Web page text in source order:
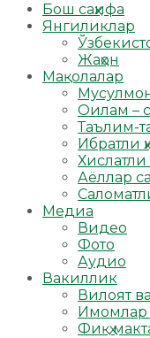
Бош саҳифа
Янгиликлар
Жаҳон
Мақолалар
Оилам –
Таълим-
Ибратли
Хислатли
Аёллар
Медиа
Видео
Фото
Аудио
Вакиллик
Вилоят
Имомлар
Фиқҳ